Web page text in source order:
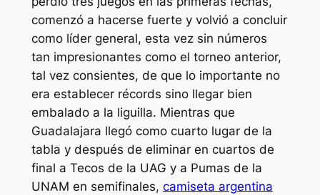
comenzó a hacerse fuerte y volvió a concluir
como líder general, esta vez sin números
tan impresionantes como el torneo anterior,
tal vez consientes, de que lo importante no
era establecer récords sino llegar bien
embalado a la liguilla. Mientras que
Guadalajara llegó como cuarto lugar de la
tabla y después de eliminar en cuartos de
final a Tecos de la UAG y a Pumas de la
UNAM en semifinales, camiseta argentina